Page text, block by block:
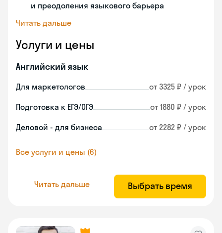
и преодоления языкового барьера
Читать дальше
Услуги и цены
Английский язык
Для маркетологов от 3325 ₽ / урок
Подготовка к ЕГЭ/ОГЭ от 1880 ₽ / урок
Деловой - для бизнеса от 2282 ₽ / урок
Все услуги и цены (6)
Читать дальше Выбрать время